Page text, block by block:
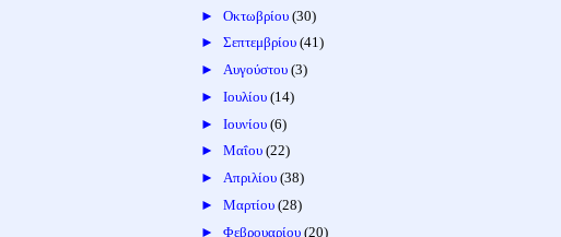
► Οκτωβρίου (30)
► Σεπτεμβρίου (41)
► Αυγούστου (3)
► Ιουλίου (14)
► Ιουνίου (6)
► Μαΐου (22)
► Απριλίου (38)
► Μαρτίου (28)
► Φεβρουαρίου (20)